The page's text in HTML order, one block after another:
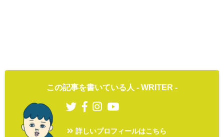
この記事を書いている人 - WRITER -
詳しいプロフィールはこちら